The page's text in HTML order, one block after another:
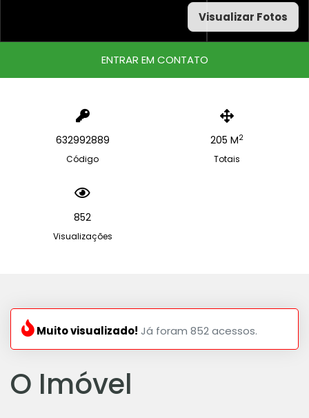
Visualizar Fotos
ENTRAR EM CONTATO
632992889
Código
205 M2
Totais
852
Visualizações
Muito visualizado! Já foram 852 acessos.
O Imóvel